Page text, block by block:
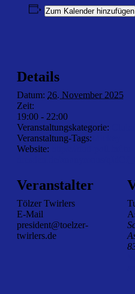
Zum Kalender hinzufügen
Details
Datum: 26. November 2025
Zeit:
19:00 - 22:00
Veranstaltungskategorie:
Veranstaltung-Tags:
Website:
Veranstalter
Tölzer Twirlers
E-Mail
president@toelzer-
twirlers.de